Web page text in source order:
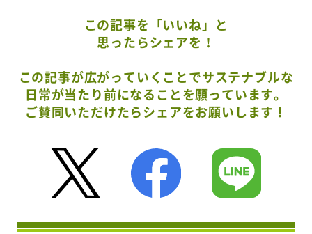
この記事を「いいね」と
思ったらシェアを！
この記事が広がっていくことでサステナブルな
日常が当たり前になることを願っています。
ご賛同いただけたらシェアをお願いします！